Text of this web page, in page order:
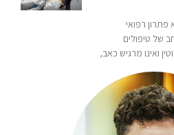
פתרון רפואי
של טיפולים
ואינו מרגיש כאב,